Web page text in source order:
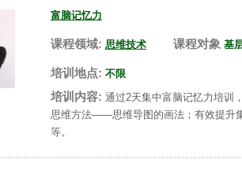
富脑记忆力
课程领域: 思维技术 课程对象 基
培训地点: 不限
培训内容: 通过2天集中富脑记忆力培训
思维方法——思维导图的画法；有效提升
等。